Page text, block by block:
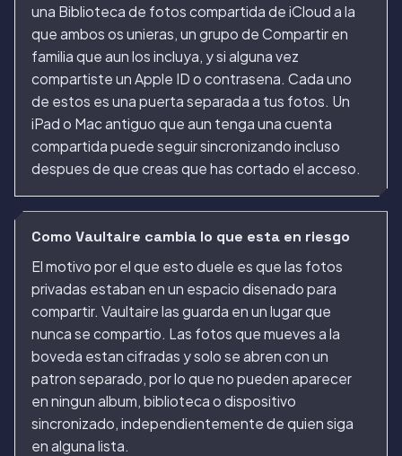
una Biblioteca de fotos compartida de iCloud a la
que ambos os unieras, un grupo de Compartir en
familia que aun los incluya, y si alguna vez
compartiste un Apple ID o contrasena. Cada uno
de estos es una puerta separada a tus fotos. Un
iPad o Mac antiguo que aun tenga una cuenta
compartida puede seguir sincronizando incluso
despues de que creas que has cortado el acceso.
Como Vaultaire cambia lo que esta en riesgo
El motivo por el que esto duele es que las fotos
privadas estaban en un espacio disenado para
compartir. Vaultaire las guarda en un lugar que
nunca se compartio. Las fotos que mueves a la
boveda estan cifradas y solo se abren con un
patron separado, por lo que no pueden aparecer
en ningun album, biblioteca o dispositivo
sincronizado, independientemente de quien siga
en alguna lista.